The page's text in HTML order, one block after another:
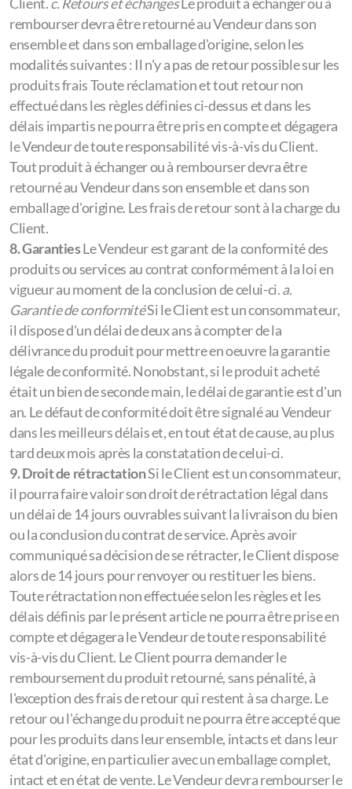
Client.c. Retours et échangesLe produit à échanger ou à
rembourser devra être retourné au Vendeur dans son
ensemble et dans son emballage d'origine, selon les
modalités suivantes : Il n'y a pas de retour possible sur les
produits frais Toute réclamation et tout retour non
effectué dans les règles définies ci-dessus et dans les
délais impartis ne pourra être pris en compte et dégagera
le Vendeur de toute responsabilité vis-à-vis du Client.
Tout produit à échanger ou à rembourser devra être
retourné au Vendeur dans son ensemble et dans son
emballage d'origine. Les frais de retour sont à la charge du
Client.
8. GarantiesLe Vendeur est garant de la conformité des
produits ou services au contrat conformément à la loi en
vigueur au moment de la conclusion de celui-ci.a.
Garantie de conformitéSi le Client est un consommateur,
il dispose d'un délai de deux ans à compter de la
délivrance du produit pour mettre en oeuvre la garantie
légale de conformité. Nonobstant, si le produit acheté
était un bien de seconde main, le délai de garantie est d'un
an. Le défaut de conformité doit être signalé au Vendeur
dans les meilleurs délais et, en tout état de cause, au plus
tard deux mois après la constatation de celui-ci.
9. Droit de rétractationSi le Client est un consommateur,
il pourra faire valoir son droit de rétractation légal dans
un délai de 14 jours ouvrables suivant la livraison du bien
ou la conclusion du contrat de service. Après avoir
communiqué sa décision de se rétracter, le Client dispose
alors de 14 jours pour renvoyer ou restituer les biens.
Toute rétractation non effectuée selon les règles et les
délais définis par le présent article ne pourra être prise en
compte et dégagera le Vendeur de toute responsabilité
vis-à-vis du Client. Le Client pourra demander le
remboursement du produit retourné, sans pénalité, à
l'exception des frais de retour qui restent à sa charge. Le
retour ou l'échange du produit ne pourra être accepté que
pour les produits dans leur ensemble, intacts et dans leur
état d'origine, en particulier avec un emballage complet,
intact et en état de vente. Le Vendeur devra rembourser le